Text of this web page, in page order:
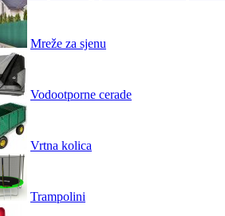
Mreže za sjenu
Vodootporne cerade
Vrtna kolica
Trampolini